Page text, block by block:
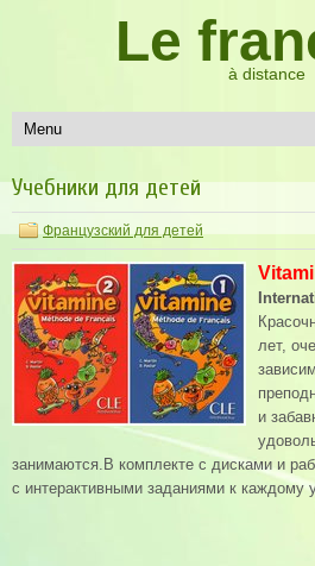
Le
à distance
Учебники для детей
Французский для детей
лет,
и
занимаются.В комплекте с дисками и
с интерактивными заданиями к каждому